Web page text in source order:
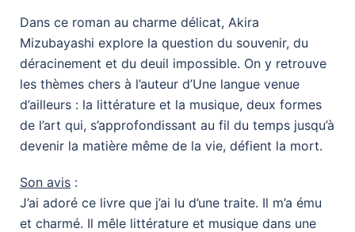
Dans ce roman au charme délicat, Akira
Mizubayashi explore la question du souvenir, du
déracinement et du deuil impossible. On y retrouve
les thèmes chers à l’auteur d’Une langue venue
d’ailleurs : la littérature et la musique, deux formes
de l’art qui, s’approfondissant au fil du temps jusqu’à
devenir la matière même de la vie, défient la mort.
Son avis :
J’ai adoré ce livre que j’ai lu d’une traite. Il m’a ému
et charmé. Il mêle littérature et musique dans une